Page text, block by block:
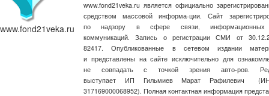
www.fond21veka.ru
www.fond21veka.ru является официально
средством массовой информа-ции. Сайт
по надзору в сфере связи, информационных
коммуникаций. Запись о регистрации СМИ от
82417. Опубликованные в сетевом издании
и представлены на сайте исключительно для
не совпадать с точкой зрения авто-ров.
выступает ИП Гильмиев Марат Рафилевич
317169000068952). Полная контактная информация